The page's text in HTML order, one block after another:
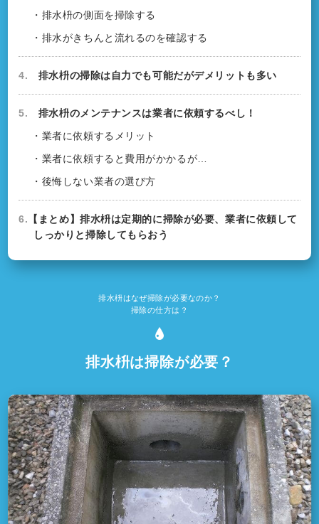
・排水枡の側面を掃除する
・排水がきちんと流れるのを確認する
4. 排水枡の掃除は自力でも可能だがデメリットも多い
5. 排水枡のメンテナンスは業者に依頼するべし！
・業者に依頼するメリット
・業者に依頼すると費用がかかるが…
・後悔しない業者の選び方
6. 【まとめ】排水枡は定期的に掃除が必要、業者に依頼して
しっかりと掃除してもらおう
排水枡はなぜ掃除が必要なのか？
掃除の仕方は？
排水枡は掃除が必要？